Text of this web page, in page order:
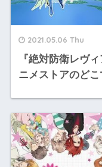
2021.05.06 Thu
『絶対防衛レヴ
ニメストアのど